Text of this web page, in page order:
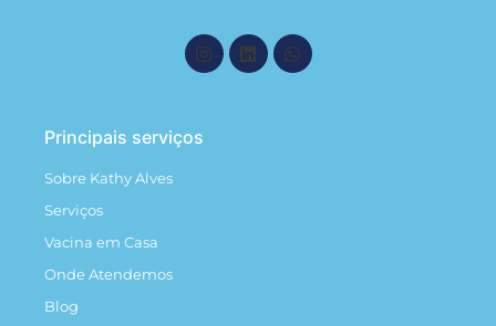
Principais serviços
Sobre Kathy Alves
Serviços
Vacina em Casa
Onde Atendemos
Blog